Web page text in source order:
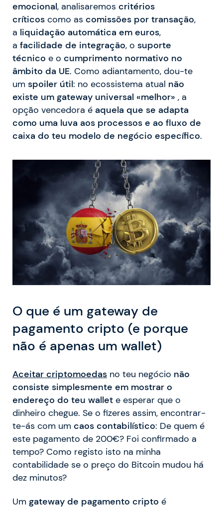
emocional, analisaremos critérios
críticos como as comissões por transação,
a liquidação automática em euros,
a facilidade de integração, o suporte
técnico e o cumprimento normativo no
âmbito da UE. Como adiantamento, dou-te
um spoiler útil: no ecossistema atual não
existe um gateway universal «melhor» , a
opção vencedora é aquela que se adapta
como uma luva aos processos e ao fluxo de
caixa do teu modelo de negócio específico.
O que é um gateway de
pagamento cripto (e porque
não é apenas um wallet)
Aceitar criptomoedas no teu negócio não
consiste simplesmente em mostrar o
endereço do teu wallet e esperar que o
dinheiro chegue. Se o fizeres assim, encontrar-
te-ás com um caos contabilístico: De quem é
este pagamento de 200€? Foi confirmado a
tempo? Como registo isto na minha
contabilidade se o preço do Bitcoin mudou há
dez minutos?
Um gateway de pagamento cripto é